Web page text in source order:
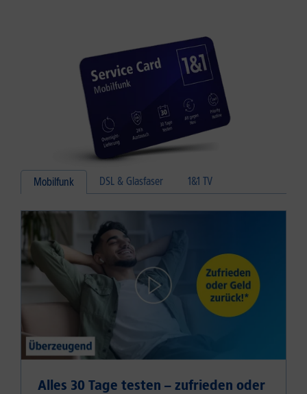
Mobilfunk DSL & Glasfaser 1&1 TV
Alles 30 Tage testen – zufrieden oder